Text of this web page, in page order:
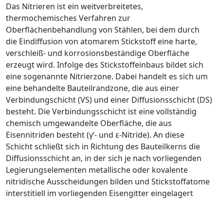
Das Nitrieren ist ein weitverbreitetes,
thermochemisches Verfahren zur
Oberflächenbehandlung von Stählen, bei dem durch
die Eindiffusion von atomarem Stickstoff eine harte,
verschleiß- und korrosionsbeständige Oberfläche
erzeugt wird. Infolge des Stickstoffeinbaus bildet sich
eine sogenannte Nitrierzone. Dabei handelt es sich um
eine behandelte Bauteilrandzone, die aus einer
Verbindungschicht (VS) und einer Diffusionsschicht (DS)
besteht. Die Verbindungsschicht ist eine vollständig
chemisch umgewandelte Oberfläche, die aus
Eisennitriden besteht (γ‘- und ε-Nitride). An diese
Schicht schließt sich in Richtung des Bauteilkerns die
Diffusionsschicht an, in der sich je nach vorliegenden
Legierungselementen metallische oder kovalente
nitridische Ausscheidungen bilden und Stickstoffatome
interstitiell im vorliegenden Eisengitter eingelagert